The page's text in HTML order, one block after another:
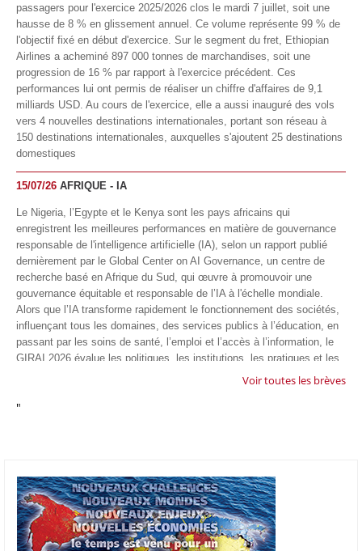
passagers pour l'exercice 2025/2026 clos le mardi 7 juillet, soit une
hausse de 8 % en glissement annuel. Ce volume représente 99 % de
l'objectif fixé en début d'exercice. Sur le segment du fret, Ethiopian
Airlines a acheminé 897 000 tonnes de marchandises, soit une
progression de 16 % par rapport à l'exercice précédent. Ces
performances lui ont permis de réaliser un chiffre d'affaires de 9,1
milliards USD. Au cours de l'exercice, elle a aussi inauguré des vols
vers 4 nouvelles destinations internationales, portant son réseau à
150 destinations internationales, auxquelles s'ajoutent 25 destinations
domestiques
15/07/26 AFRIQUE - IA
Le Nigeria, l’Egypte et le Kenya sont les pays africains qui
enregistrent les meilleures performances en matière de gouvernance
responsable de l'intelligence artificielle (IA), selon un rapport publié
dernièrement par le Global Center on AI Governance, un centre de
recherche basé en Afrique du Sud, qui œuvre à promouvoir une
gouvernance équitable et responsable de l’IA à l'échelle mondiale.
Alors que l’IA transforme rapidement le fonctionnement des sociétés,
influençant tous les domaines, des services publics à l’éducation, en
passant par les soins de santé, l’emploi et l’accès à l’information, le
GIRAI 2026 évalue les politiques, les institutions, les pratiques et les
conditions générales de gouvernance qui favorisent un déploiement
technologie.
appliquée d'Afrique à À Accra, au Ghana. L'annonce a été faite
mercredi 1er juillet lors du premier Google Cloud Summit du groupe
américain, qui a également indiqué avoir dépassé son objectif
d'investir un milliard de dollars sur le continent en cinq ans. Baptisée
Google Africa Applied AI Lab, la structure sera hébergée à l'AI
Voir toutes les brèves
"